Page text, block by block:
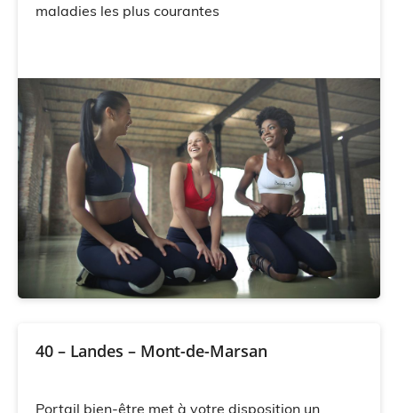
maladies les plus courantes
40 – Landes – Mont-de-Marsan
Portail bien-être met à votre disposition un